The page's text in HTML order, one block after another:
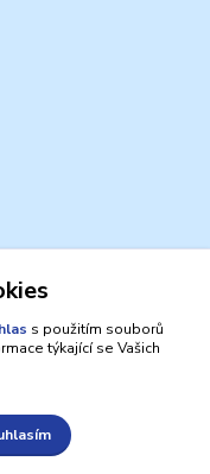
s použitím souborů
týkající se Vašich